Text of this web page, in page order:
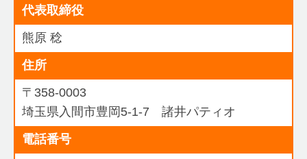
代表取締役
熊原 稔
住所
〒358-0003
埼玉県入間市豊岡5-1-7 諸井パティオ
電話番号